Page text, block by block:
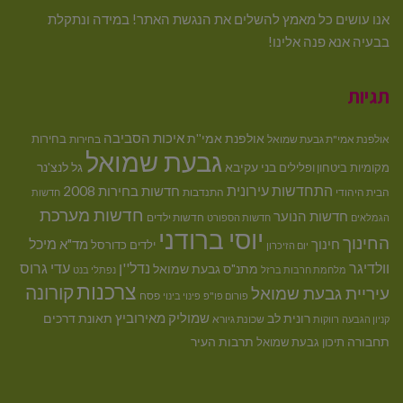
אנו עושים כל מאמץ להשלים את הנגשת האתר! במידה ונתקלת
בבעיה אנא פנה אלינו!
תגיות
אולפנת אמי"ת גבעת שמואל אולפנת אמי''תאיכות הסביבה בחירות בחירות
מקומיותביטחון ופלילים בני עקיבא גבעת שמואל גל לנצ'נר
הבית היהודי התחדשות עירונית התנדבות חדשות בחירות 2008 חדשות
הגמלאים חדשות הנוער חדשות הספורט חדשות ילדים חדשות מערכת
החינוך חינוך יום הזיכרון יוסי ברודני ילדים כדורסל מד"א מיכל
וולדיגר מלחמת חרבות ברזל מתנ"ס גבעת שמואל נדל''ן נפתלי בנט עדי גרוס
עיריית גבעת שמואל פורום פו"פ פינוי בינוי פסח צרכנותקורונה
קניון הגבעה רווקות רונית לב שכונת גיורא שמוליק מאירוביץ תאונת דרכים
תחבורה תיכון גבעת שמואל תרבות העיר